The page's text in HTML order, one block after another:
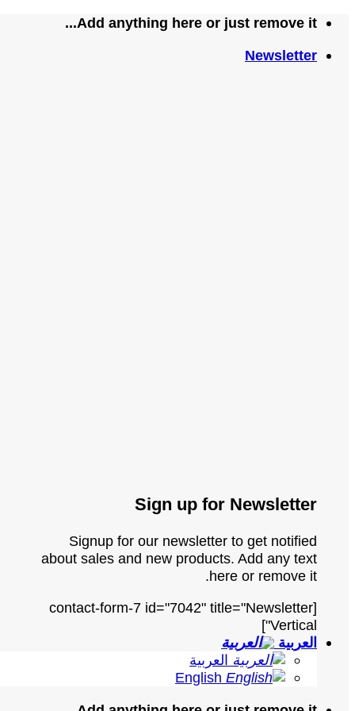
تخطيAdd anything here or just remove it...
Newsletter
Sign up for Newsletter
Signup for our newsletter to get notified
about sales and new products. Add any text
here or remove it.
[contact-form-7 id="7042" title="Newsletter
Vertical"]
العربية
العربية